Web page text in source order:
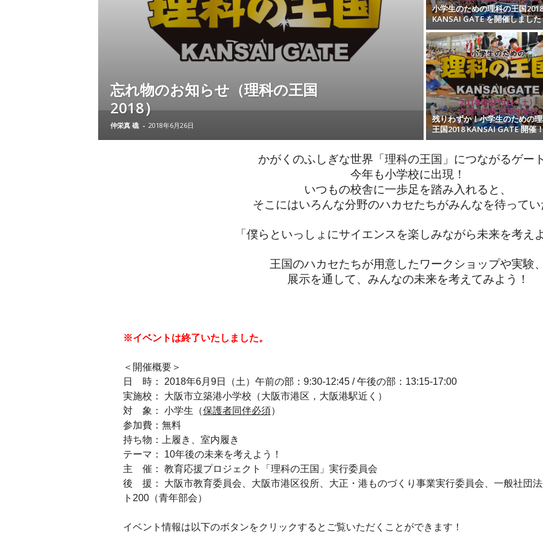
忘れ物のお知らせ（理科の王国
2018）
仲栄真 礁 - 2018年6月26日
小学生のための理科の王国2018
KANSAI GATE を開催しました
残りわずか！小学生のための
王国2018 KANSAI GATE 開催
かがくのふしぎな世界「理科の王国」につながるゲー
今年も小学校に出現！
いつもの校舎に一歩足を踏み入れると、
そこにはいろんな分野のハカセたちがみんなを待ってい
「僕らといっしょにサイエンスを楽しみながら未来を考え
王国のハカセたちが用意したワークショップや実験、
展示を通して、 みんなの未来を考えてみよう！
※イベントは終了いたしました。
＜開催概要＞
日 時： 2018年6月9日（土）午前の部：9:30-12:45 / 午後の部：13:15-17:00
実施校： 大阪市立築港小学校（大阪市港区，大阪港駅近く）
対 象： 小学生（保護者同伴必須）
参加費：無料
持ち物：上履き、室内履き
テーマ： 10年後の未来を考えよう！
主 催： 教育応援プロジェクト「理科の王国」実行委員会
後 援： 大阪市教育委員会、大阪市港区役所、大正・港ものづくり事業実行委員会、一般社団
ト200（青年部会）
イベント情報は以下のボタンをクリックするとご覧いただくことができま す！